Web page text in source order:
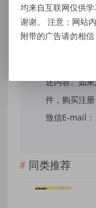
法用途，否
保证内容的
述内容。如
件，购买注
致信E-mail
同类推荐
均来自互联网仅供
谢谢。 注意：网站
附带的广告请勿相